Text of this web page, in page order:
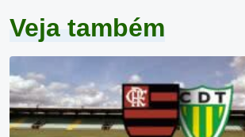
Veja também